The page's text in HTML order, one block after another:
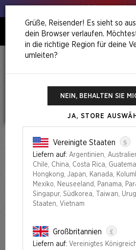
Home Back To School Superdrop
OMENS OF CHAOS FOIL EDITION
Grüße, Reisender! Es sieht so
dein Browser verlaufen.
in die richtige Region für deine
umleiten?
NEIN, BEHALTEN SIE
JA, STORE
Vereinigte Staaten $
Liefern auf: Argentinien,
Chile, China, Costa Rica,
Hongkong, Japan, Kanada,
Mexiko, Neuseeland, Panama,
Singapur, Südkorea, Taiwan,
Staaten, Vietnam
Großbritannien £
Liefern auf: Vereinigtes